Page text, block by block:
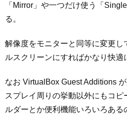
「Mirror」や一つだけ使う「
る。
解像度をモニターと同等に変更し
ルスクリーンにすればかなり快適
なお VirtualBox Guest Additions
スプレイ周りの挙動以外にもコピ
ルダーとか便利機能いろいろあ